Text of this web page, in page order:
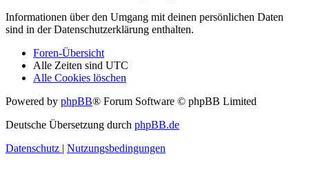
Informationen über den Umgang mit deinen persönlichen Daten
sind in der Datenschutzerklärung enthalten.
Foren-Übersicht
Alle Zeiten sind UTC
Alle Cookies löschen
Powered by phpBB® Forum Software © phpBB Limited
Deutsche Übersetzung durch phpBB.de
Datenschutz | Nutzungsbedingungen